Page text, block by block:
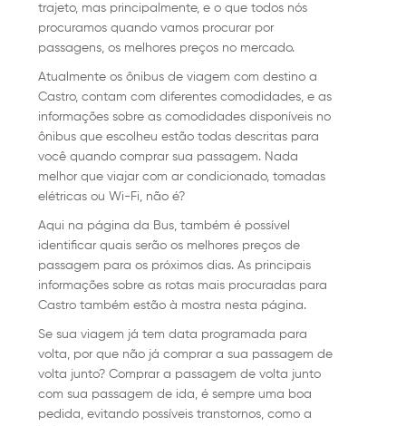
trajeto, mas principalmente, e o que todos nós
procuramos quando vamos procurar por
passagens, os melhores preços no mercado.
Atualmente os ônibus de viagem com destino a
Castro, contam com diferentes comodidades, e as
informações sobre as comodidades disponíveis no
ônibus que escolheu estão todas descritas para
você quando comprar sua passagem. Nada
melhor que viajar com ar condicionado, tomadas
elétricas ou Wi-Fi, não é?
Aqui na página da Bus, também é possível
identificar quais serão os melhores preços de
passagem para os próximos dias. As principais
informações sobre as rotas mais procuradas para
Castro também estão à mostra nesta página.
Se sua viagem já tem data programada para
volta, por que não já comprar a sua passagem de
volta junto? Comprar a passagem de volta junto
com sua passagem de ida, é sempre uma boa
pedida, evitando possíveis transtornos, como a